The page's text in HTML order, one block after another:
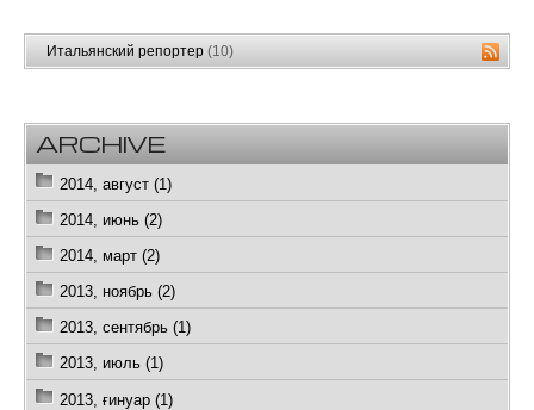
Итальянский репортер (10)
ARCHIVE
2014, август (1)
2014, июнь (2)
2014, март (2)
2013, ноябрь (2)
2013, сентябрь (1)
2013, июль (1)
2013, ғинуар (1)